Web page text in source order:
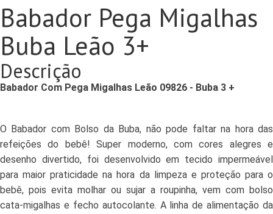
Babador Pega Migalhas
Buba Leão 3+
Descrição
Babador Com Pega Migalhas Leão 09826 - Buba 3 +
O Babador com Bolso da Buba, não pode faltar na hora das
refeições do bebê! Super moderno, com cores alegres e
desenho divertido, foi desenvolvido em tecido impermeável
para maior praticidade na hora da limpeza e proteção para o
bebê, pois evita molhar ou sujar a roupinha, vem com bolso
cata-migalhas e fecho autocolante. A linha de alimentação da